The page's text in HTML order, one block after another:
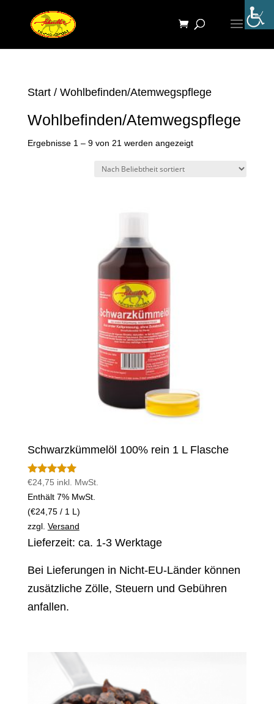
Start/ Wohlbefinden/Atemwegspflege
Wohlbefinden/Atemwegspflege
Ergebnisse 1 – 9 von 21 werden angezeigtNach
Schwarzkümmelöl 100% rein 1 L Flasche
Bewertet mit
von 5
€24,75 inkl. MwSt.
Enthält 7% MwSt.
(€24,75/ 1 L)
zzgl. Versand
Lieferzeit: ca. 1-3 Werktage
Bei Lieferungen in Nicht-EU-Länder können
zusätzliche Zölle, Steuern und Gebühren
anfallen.